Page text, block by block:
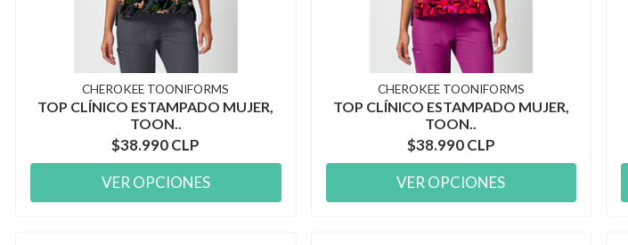
CHEROKEE TOONIFORMS
TOP CLÍNICO ESTAMPADO MUJER,
TOON..
$38.990 CLP
VER OPCIONES
CHEROKEE TOONIFORMS
TOP CLÍNICO ESTAMPADO MUJER,
TOON..
$38.990 CLP
VER OPCIONES